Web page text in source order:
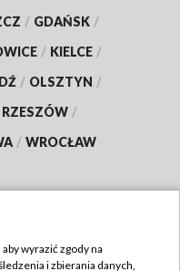
/ GDAŃSK /
/ KIELCE /
/ OLSZTYN /
RZESZÓW /
/ WROCŁAW
wyrazić zgody na
i zbierania danych,